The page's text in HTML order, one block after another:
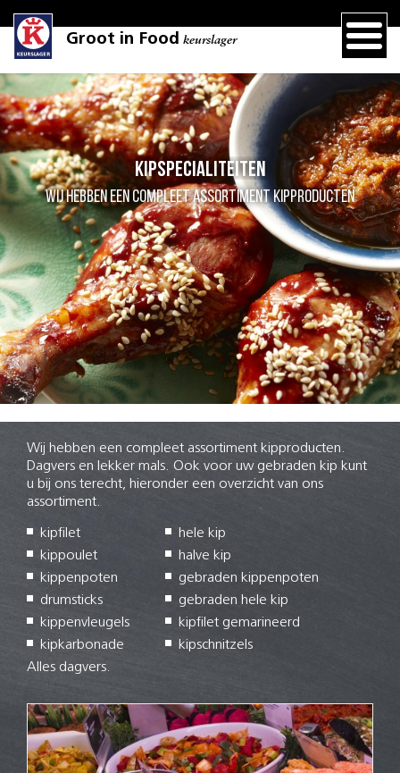
Groot in Food keurslager
Kipspecialiteiten
Wij hebben een compleet assortiment kipproducten
Wij hebben een compleet assortiment kipproducten.
Dagvers en lekker mals. Ook voor uw gebraden kip kunt
u bij ons terecht, hieronder een overzicht van ons
assortiment.
kipfilet
kippoulet
kippenpoten
drumsticks
kippenvleugels
kipkarbonade
hele kip
halve kip
gebraden kippenpoten
gebraden hele kip
kipfilet gemarineerd
kipschnitzels
Alles dagvers.